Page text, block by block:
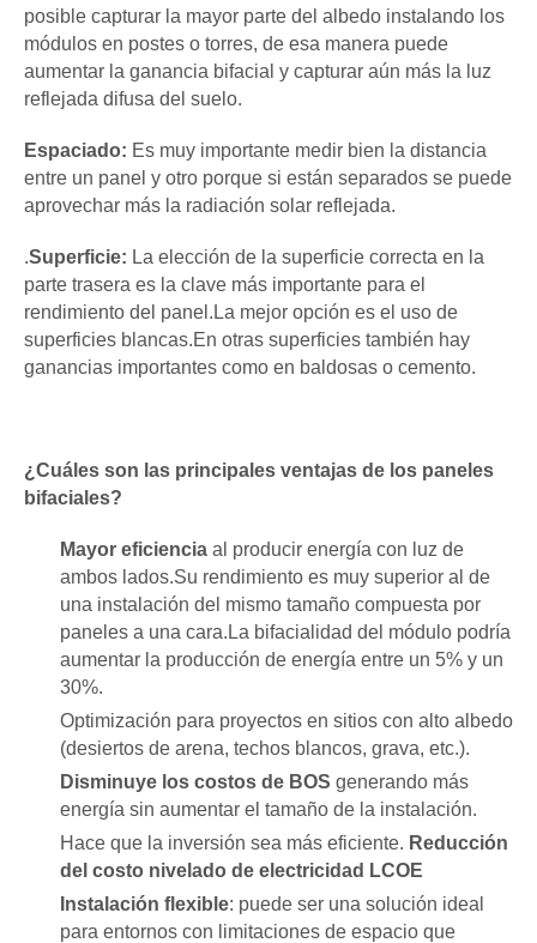
posible capturar la mayor parte del albedo instalando los
módulos en postes o torres, de esa manera puede
aumentar la ganancia bifacial y capturar aún más la luz
reflejada difusa del suelo.
Espaciado: Es muy importante medir bien la distancia
entre un panel y otro porque si están separados se puede
aprovechar más la radiación solar reflejada.
.Superficie: La elección de la superficie correcta en la
parte trasera es la clave más importante para el
rendimiento del panel.La mejor opción es el uso de
superficies blancas.En otras superficies también hay
ganancias importantes como en baldosas o cemento.
¿Cuáles son las principales ventajas de los paneles
bifaciales?
Mayor eficiencia al producir energía con luz de
ambos lados.Su rendimiento es muy superior al de
una instalación del mismo tamaño compuesta por
paneles a una cara.La bifacialidad del módulo podría
aumentar la producción de energía entre un 5% y un
30%.
Optimización para proyectos en sitios con alto albedo
(desiertos de arena, techos blancos, grava, etc.).
Disminuye los costos de BOS generando más
energía sin aumentar el tamaño de la instalación.
Hace que la inversión sea más eficiente. Reducción
del costo nivelado de electricidad LCOE
Instalación flexible: puede ser una solución ideal
para entornos con limitaciones de espacio que